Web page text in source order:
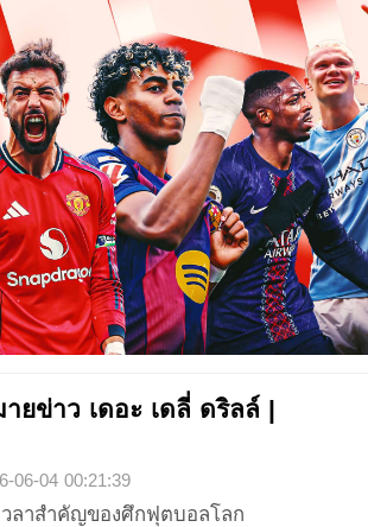
ยข่าว เดอะ เดลี่ ดริลล์ |
06-04 00:21:39
วลาสำคัญของศึกฟุตบอลโลก